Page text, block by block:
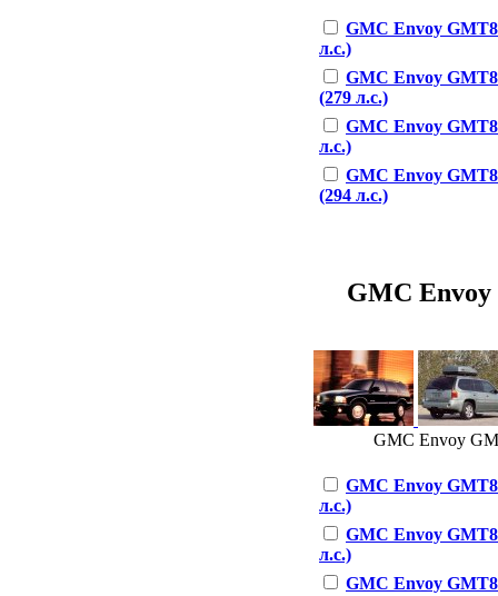
GMC Envoy
л.с.)
GMC Envoy
(279 л.с.)
GMC Envoy
л.с.)
GMC Envoy
(294 л.с.)
GMC Envoy
GMC Envoy
GMC Envoy
л.с.)
GMC Envoy
л.с.)
GMC Envoy